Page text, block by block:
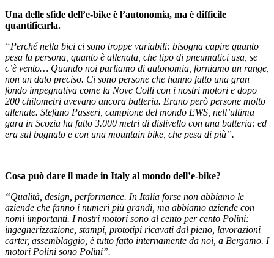
Una delle sfide dell’e-bike è l’autonomia, ma è difficile
quantificarla.
“Perché nella bici ci sono troppe variabili: bisogna capire quanto
pesa la persona, quanto è allenata, che tipo di pneumatici usa, se
c’è vento… Quando noi parliamo di autonomia, forniamo un range,
non un dato preciso. Ci sono persone che hanno fatto una gran
fondo impegnativa come la Nove Colli con i nostri motori e dopo
200 chilometri avevano ancora batteria. Erano però persone molto
allenate. Stefano Passeri, campione del mondo EWS, nell’ultima
gara in Scozia ha fatto 3.000 metri di dislivello con una batteria: ed
era sul bagnato e con una mountain bike, che pesa di più”.
Cosa può dare il made in Italy al mondo dell’e-bike?
“Qualità, design, performance. In Italia forse non abbiamo le
aziende che fanno i numeri più grandi, ma abbiamo aziende con
nomi importanti. I nostri motori sono al cento per cento Polini:
ingegnerizzazione, stampi, prototipi ricavati dal pieno, lavorazioni
carter, assemblaggio, è tutto fatto internamente da noi, a Bergamo. I
motori Polini sono Polini”.